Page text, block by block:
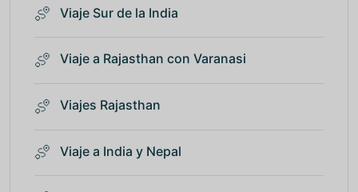
Viaje Sur de la India
Viaje a Rajasthan con Varanasi
Viajes Rajasthan
Viaje a India y Nepal